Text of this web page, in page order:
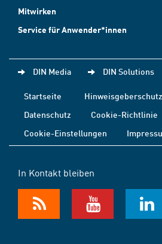
Mitwirken
Service für Anwender*innen
DIN Media DIN Solutions
Startseite
Datenschutz
Cookie-Richtlinie
Cookie-Einstellungen
In Kontakt bleiben